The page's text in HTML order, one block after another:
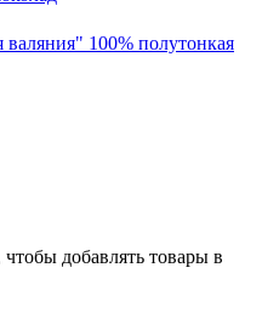
100% полутонкая
добавлять товары в